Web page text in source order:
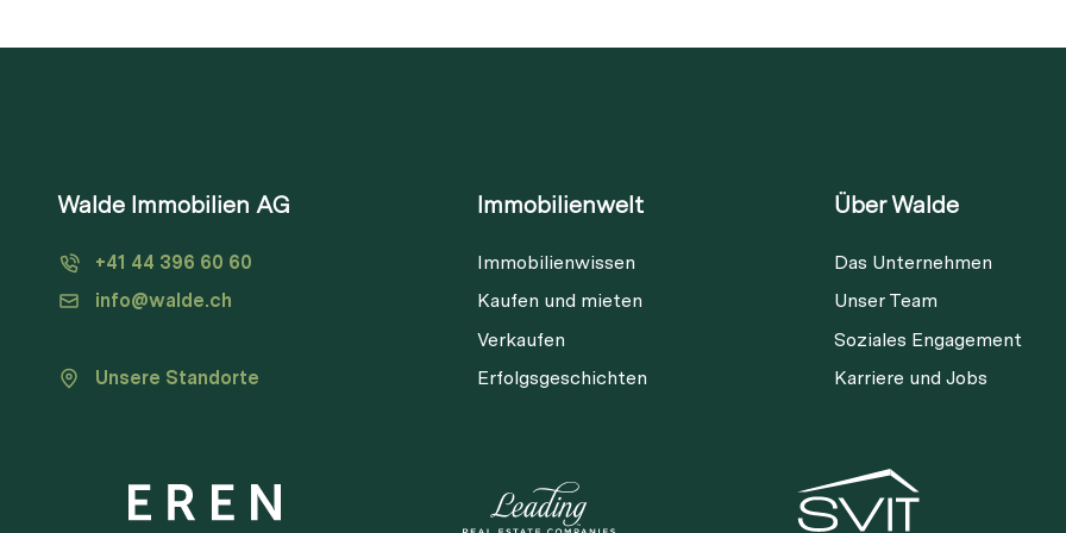
Walde Immobilien AG
+41 44 396 60 60
info@walde.ch
Unsere Standorte
Immobilienwelt
Immobilienwissen
Kaufen und mieten
Verkaufen
Erfolgsgeschichten
Über Walde
Das Unternehmen
Unser Team
Soziales Engagement
Karriere und Jobs
Diese Immobilie ist nicht mehr
verfügbar
Link kopieren